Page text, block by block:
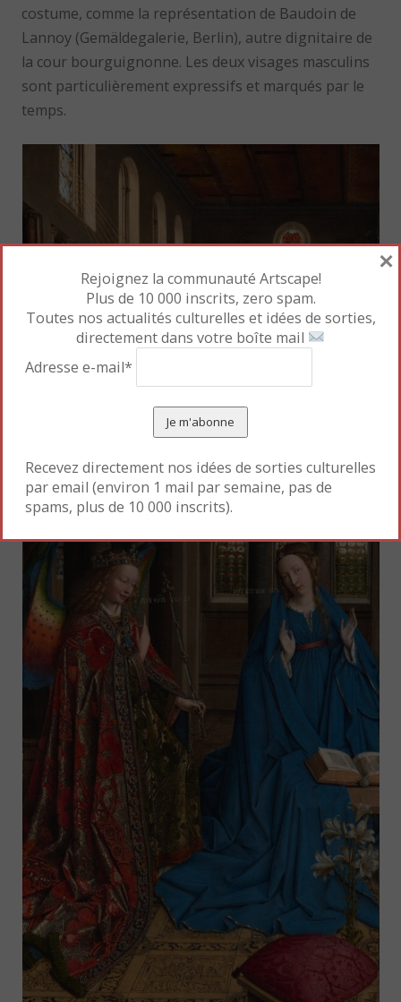
costume, comme la représentation de Baudoin de
Lannoy (Gemäldegalerie, Berlin), autre dignitaire de
la cour bourguignonne. Les deux visages masculins
sont particulièrement expressifs et marqués par le
temps.
Rejoignez la communauté Artscape!
Plus de 10 000 inscrits, zero spam.
Toutes nos actualités culturelles et idées de sorties,
directement dans votre boîte mail
Adresse e-mail*
Recevez directement nos idées de sorties culturelles
par email (environ 1 mail par semaine, pas de
spams, plus de 10 000 inscrits).
×